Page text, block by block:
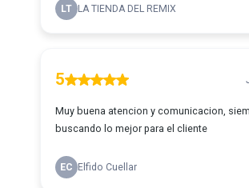
LT LA TIENDA DEL REMIX
5
Muy buena atencion y comunicacion,
buscando lo mejor para el cliente
EC Elfido Cuellar